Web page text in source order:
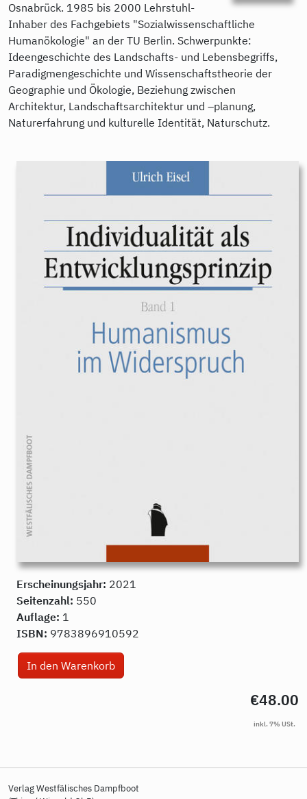
Osnabrück. 1985 bis 2000 Lehrstuhl-
Inhaber des Fachgebiets "Sozialwissenschaftliche
Humanökologie" an der TU Berlin. Schwerpunkte:
Ideengeschichte des Landschafts- und Lebensbegriffs,
Paradigmengeschichte und Wissenschaftstheorie der
Geographie und Ökologie, Beziehung zwischen
Architektur, Landschaftsarchitektur und –planung,
Naturerfahrung und kulturelle Identität, Naturschutz.
9783896910592.jpeg
Erscheinungsjahr: 2021
Seitenzahl: 550
Auflage: 1
ISBN: 9783896910592
€48.00
Verlag Westfälisches Dampfboot